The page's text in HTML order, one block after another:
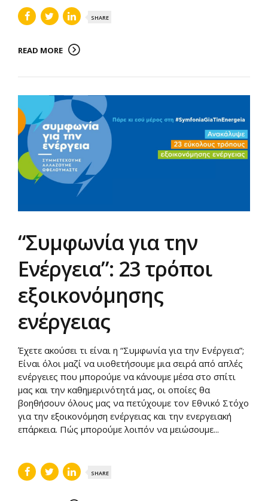
SHARE
READ MORE
“Συμφωνία για την
Ενέργεια”: 23 τρόποι
εξοικονόμησης
ενέργειας
Έχετε ακούσει τι είναι η “Συμφωνία για την Ενέργεια”;
Είναι όλοι μαζί να υιοθετήσουμε μια σειρά από απλές
ενέργειες που μπορούμε να κάνουμε μέσα στο σπίτι
μας και την καθημερινότητά μας, οι οποίες θα
βοηθήσουν όλους μας να πετύχουμε τον Εθνικό Στόχο
για την εξοικονόμηση ενέργειας και την ενεργειακή
επάρκεια. Πώς μπορούμε λοιπόν να μειώσουμε...
SHARE